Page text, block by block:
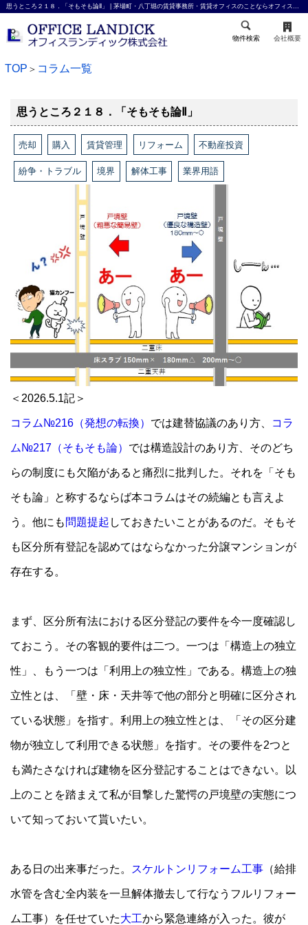
思うところ２１８．「そもそも論Ⅱ」 | 茅場町・八丁堀の賃貸事務所・賃貸オフィスのことならオフィスランディック株式会社
物件検索 会社概要
TOP ＞ コラム一覧
思うところ２１８．「そもそも論Ⅱ」
売却 購入 賃貸管理 リフォーム 不動産投資
紛争・トラブル 境界 解体工事 業界用語
＜2026.5.1記＞
コラム№216（発想の転換） では建替協議のあり方、 コラ
ム№217（そもそも論） では構造設計のあり方、そのどち
らの制度にも欠陥があると痛烈に批判した。それを「そも
そも論」と称するならば本コラムはその続編とも言えよ
う。他にも 問題提起 しておきたいことがあるのだ。そもそ
も区分所有登記を認めてはならなかった分譲マンションが
存在する。
まず、区分所有法における区分登記の要件を今一度確認し
ておこう。その客観的要件は二つ。一つは「構造上の独立
性」、もう一つは「利用上の独立性」である。構造上の独
立性とは、「壁・床・天井等で他の部分と明確に区分され
ている状態」を指す。利用上の独立性とは、「その区分建
物が独立して利用できる状態」を指す。その要件を2つと
も満たさなければ建物を区分登記することはできない。以
上のことを踏まえて私が目撃した驚愕の戸境壁の実態につ
いて知っておいて貰いたい。
ある日の出来事だった。 スケルトンリフォーム工事 （給排
水管を含む全内装を一旦解体撤去して行なうフルリフォー
ム工事）を任せていた大工から緊急連絡が入った。彼が